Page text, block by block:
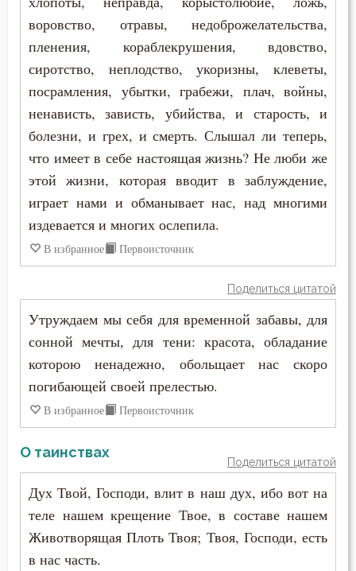
Исправление
Клятва
Колдовство
Красота
Крест
Крещение
Крещение Господне
Кротость
Лесть
Лицемерие
Лукавство
Никита Стифат
Никифор Уединенник
Николай Сербский
Никон Оптинский (Беляев)
Нил Синайский
Нил Сорский
Петр Дамаскин
Пимен Великий
Поликарп Смирнский
Силуан Афонский
Симеон Благоговейный
Симеон Новый Богослов
воровство, отравы, недоброжелательства,
пленения, кораблекрушения, вдовство,
сиротство, неплодство, укоризны, клеветы,
посрамления, убытки, грабежи, плач, войны,
ненависть, зависть, убийства, и старость, и
болезни, и грех, и смерть. Слышал ли теперь,
что имеет в себе настоящая жизнь? Не люби же
этой жизни, которая вводит в заблуждение,
играет нами и обманывает нас, над многими
издевается и многих ослепила.
В избранное Первоисточник
Поделиться цитатой
Утруждаем мы себя для временной забавы, для
сонной мечты, для тени: красота, обладание
которою ненадежно, обольщает нас скоро
погибающей своей прелестью.
В избранное Первоисточник
О таинствах
Поделиться цитатой
Дух Твой, Господи, влит в наш дух, ибо вот на
теле нашем крещение Твое, в составе нашем
Животворящая Плоть Твоя; Твоя, Господи, есть
в нас часть.